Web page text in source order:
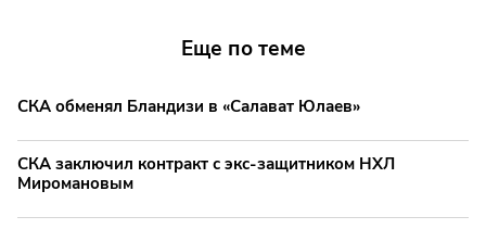
Еще по теме
СКА обменял Бландизи в «Салават Юлаев»
СКА заключил контракт с экс-защитником НХЛ
Миромановым